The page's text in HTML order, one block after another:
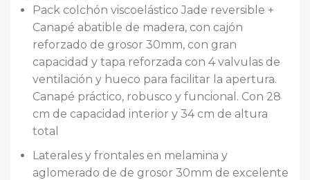
Pack colchón viscoelástico Jade reversible +
Canapé abatible de madera, con cajón
reforzado de grosor 30mm, con gran
capacidad y tapa reforzada con 4 valvulas de
ventilación y hueco para facilitar la apertura.
Canapé práctico, robusco y funcional. Con 28
cm de capacidad interior y 34 cm de altura
total
Laterales y frontales en melamina y
aglomerado de de grosor 30mm de excelente